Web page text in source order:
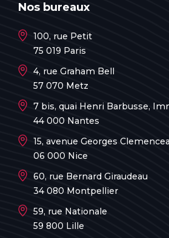
Nos bureaux
100, rue Petit
75 019 Paris
4, rue Graham Bell
57 070 Metz
7 bis, quai Henri Barbusse,
44 000 Nantes
15, avenue Georges
06 000 Nice
60, rue Bernard Giraudeau
34 080 Montpellier
59, rue Nationale
59 800 Lille